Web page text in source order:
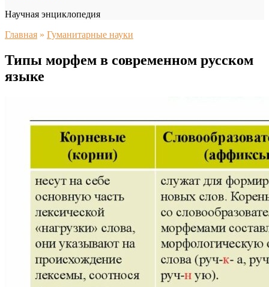
Научная энциклопедия
Главная » Гуманитарные науки
Типы морфем в современном русском
языке